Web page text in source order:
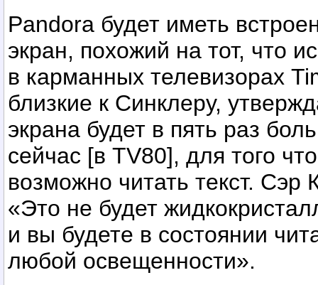
Pandora будет иметь
экран, похожий на тот, что
в карманных телевизорах
близкие к Синклеру,
экрана будет в пять раз
сейчас [в TV80], для того
возможно читать текст. Сэр
«Это не будет
и вы будете в состоянии
любой освещенности».